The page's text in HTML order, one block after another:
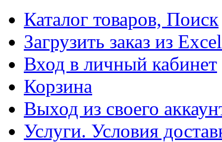
Каталог товаров, Поиск
Загрузить заказ из Excel
Вход в личный кабинет
Корзина
Выход из своего
Услуги. Условия